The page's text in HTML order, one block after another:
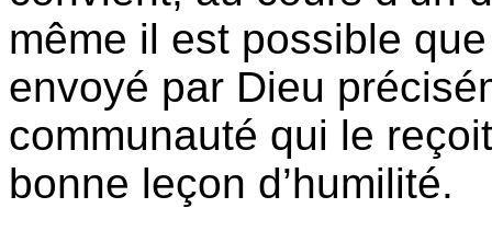
même il est possible
envoyé par Dieu
communauté qui le
bonne leçon d’humilité.